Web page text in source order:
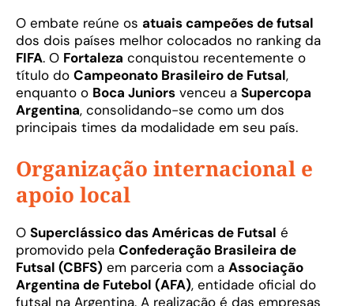
O embate reúne os atuais campeões de futsal
dos dois países melhor colocados no ranking da
FIFA. O Fortaleza conquistou recentemente o
título do Campeonato Brasileiro de Futsal,
enquanto o Boca Juniors venceu a Supercopa
Argentina, consolidando-se como um dos
principais times da modalidade em seu país.
Organização internacional e
apoio local
O Superclássico das Américas de Futsal é
promovido pela Confederação Brasileira de
Futsal (CBFS) em parceria com a Associação
Argentina de Futebol (AFA), entidade oficial do
futsal na Argentina. A realização é das empresas